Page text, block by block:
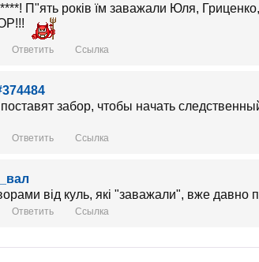
****! П"ять років їм заважали Юля,
Ответить Ссылка
забор, чтобы начать
Ответить Ссылка
від куль, які "заважали", вже давно
Ответить Ссылка